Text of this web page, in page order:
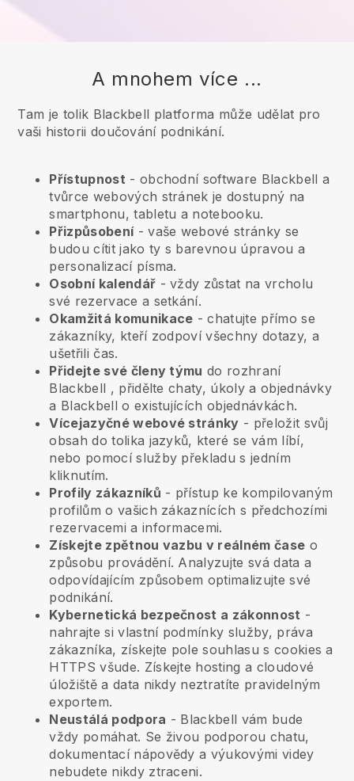
A mnohem více ...
Tam je tolik Blackbell platforma může udělat pro
vaši historii doučování podnikání.
Přístupnost - obchodní software Blackbell a
tvůrce webových stránek je dostupný na
smartphonu, tabletu a notebooku.
Přizpůsobení- vaše webové stránky se
budou cítit jako ty s barevnou úpravou a
personalizací písma.
Osobní kalendář - vždy zůstat na vrcholu
své rezervace a setkání.
Okamžitá komunikace - chatujte přímo se
zákazníky, kteří zodpoví všechny dotazy, a
ušetřili čas.
Přidejte své členy týmu do rozhraní
Blackbell , přidělte chaty, úkoly a objednávky
a Blackbell o existujících objednávkách.
Vícejazyčné webové stránky - přeložit svůj
obsah do tolika jazyků, které se vám líbí,
nebo pomocí služby překladu s jedním
kliknutím.
Profily zákazníků - přístup ke kompilovaným
profilům o vašich zákaznících s předchozími
rezervacemi a informacemi.
Získejte zpětnou vazbu v reálném čase o
způsobu provádění. Analyzujte svá data a
odpovídajícím způsobem optimalizujte své
podnikání.
Kybernetická bezpečnost a zákonnost -
nahrajte si vlastní podmínky služby, práva
zákazníka, získejte pole souhlasu s cookies a
HTTPS všude. Získejte hosting a cloudové
úložiště a data nikdy neztratíte pravidelným
exportem.
Neustálá podpora - Blackbell vám bude
vždy pomáhat. Se živou podporou chatu,
dokumentací nápovědy a výukovými videy
nebudete nikdy ztraceni.